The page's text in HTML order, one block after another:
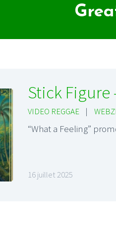
Stick Figure
VIDEO REGGAE |
“What a Feeling”
16 juillet 2025